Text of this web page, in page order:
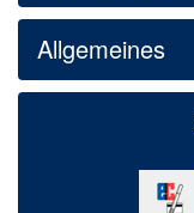
Allgemeines